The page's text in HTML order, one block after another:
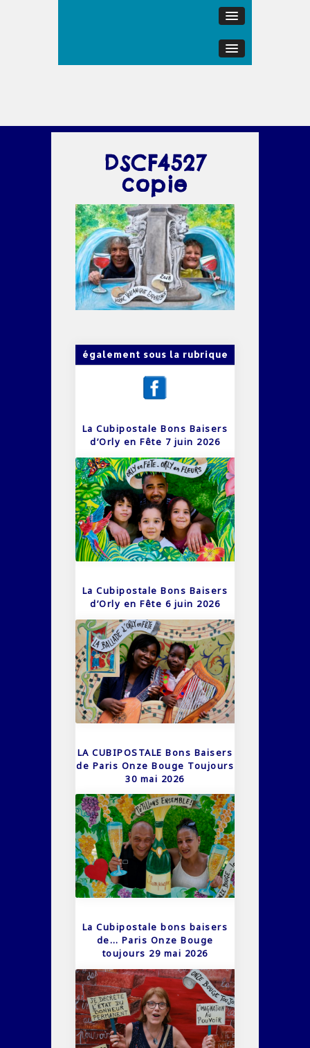
DSCF4527
copie
également sous la rubrique
La Cubipostale Bons Baisers
d’Orly en Fête 7 juin 2026
La Cubipostale Bons Baisers
d’Orly en Fête 6 juin 2026
LA CUBIPOSTALE Bons Baisers
de Paris Onze Bouge Toujours
30 mai 2026
La Cubipostale bons baisers
de… Paris Onze Bouge
toujours 29 mai 2026